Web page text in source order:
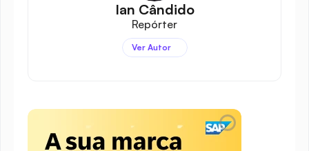
Ian Cândido
Repórter
Ver Autor